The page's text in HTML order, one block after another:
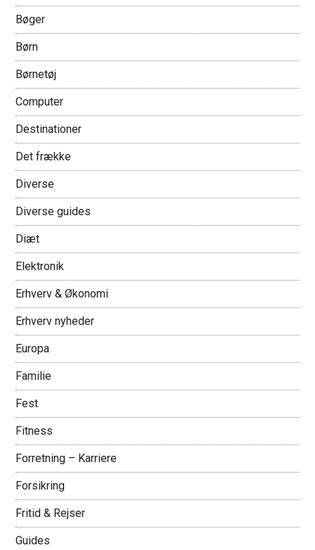
Bøger
Børn
Børnetøj
Computer
Destinationer
Det frække
Diverse
Diverse guides
Diæt
Elektronik
Erhverv & Økonomi
Erhverv nyheder
Europa
Familie
Fest
Fitness
Forretning – Karriere
Forsikring
Fritid & Rejser
Guides